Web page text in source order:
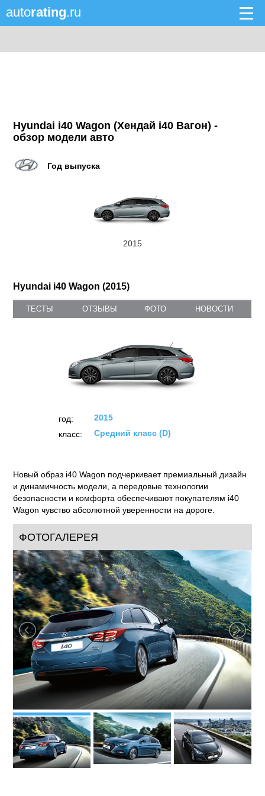
autorating.ru
Hyundai i40 Wagon (Хендай i40 Вагон) -
обзор модели авто
Год выпуска
2015
Hyundai i40 Wagon (2015)
ТЕСТЫ ОТЗЫВЫ ФОТО НОВОСТИ
год:
2015
класс:
Средний класс (D)
Новый образ i40 Wagon подчеркивает премиальный дизайн
и динамичность модели, а передовые технологии
безопасности и комфорта обеспечивают покупателям i40
Wagon чувство абсолютной уверенности на дороге.
ФОТОГАЛЕРЕЯ